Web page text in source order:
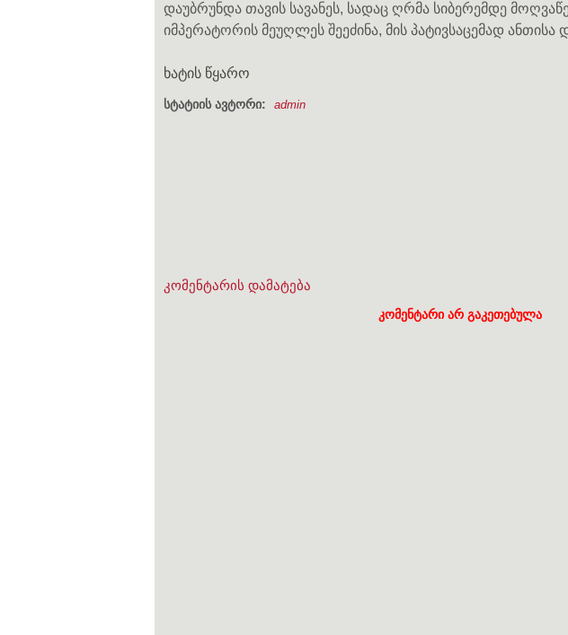
დაუბრუნდა თავის სავანეს, სადაც ღრმა სიბერემდე
იმპერატორის მეუღლეს შეეძინა, მის პატივსაცემად ანთისა
ხატის წყარო
სტატიის ავტორი: admin
კომენტარის დამატება
კომენტარი არ გაკეთებულა